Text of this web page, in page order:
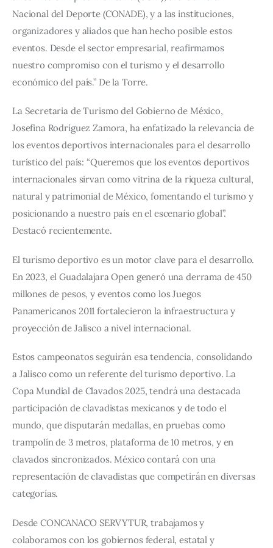
Nacional del Deporte (CONADE), y a las instituciones,
organizadores y aliados que han hecho posible estos
eventos. Desde el sector empresarial, reafirmamos
nuestro compromiso con el turismo y el desarrollo
económico del país.” De la Torre.
La Secretaria de Turismo del Gobierno de México,
Josefina Rodríguez Zamora, ha enfatizado la relevancia de
los eventos deportivos internacionales para el desarrollo
turístico del país: “Queremos que los eventos deportivos
internacionales sirvan como vitrina de la riqueza cultural,
natural y patrimonial de México, fomentando el turismo y
posicionando a nuestro país en el escenario global”.
Destacó recientemente.
El turismo deportivo es un motor clave para el desarrollo.
En 2023, el Guadalajara Open generó una derrama de 450
millones de pesos, y eventos como los Juegos
Panamericanos 2011 fortalecieron la infraestructura y
proyección de Jalisco a nivel internacional.
Estos campeonatos seguirán esa tendencia, consolidando
a Jalisco como un referente del turismo deportivo. La
Copa Mundial de Clavados 2025, tendrá una destacada
participación de clavadistas mexicanos y de todo el
mundo, que disputarán medallas, en pruebas como
trampolín de 3 metros, plataforma de 10 metros, y en
clavados sincronizados. México contará con una
representación de clavadistas que competirán en diversas
categorías.
Desde CONCANACO SERVYTUR, trabajamos y
colaboramos con los gobiernos federal, estatal y